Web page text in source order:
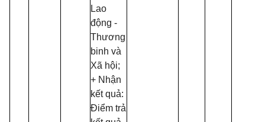
Lao
động -
Thương
binh và
Xã hội;
+ Nhận
kết quả:
Điểm trả